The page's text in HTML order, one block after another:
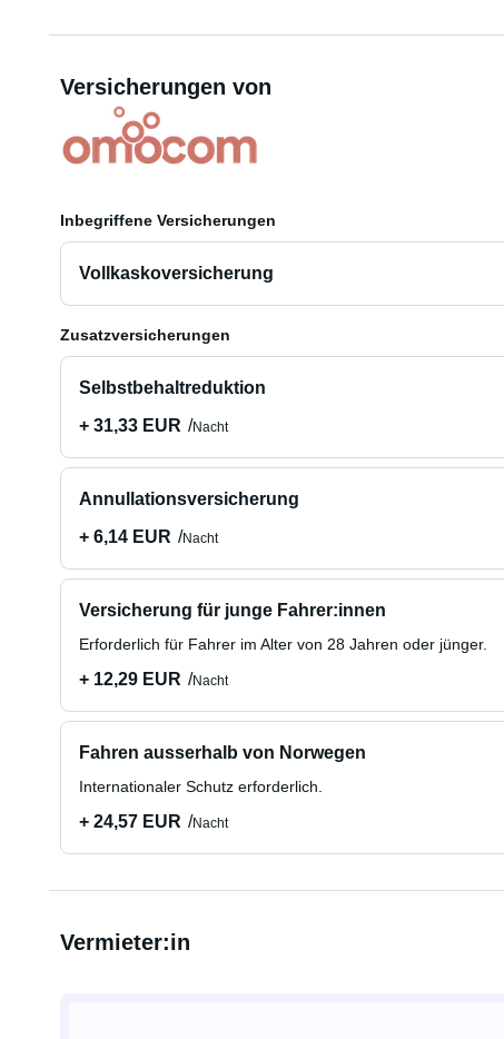
Versicherungen von
Inbegriffene Versicherungen
Vollkaskoversicherung
Zusatzversicherungen
Selbstbehaltreduktion
+ 31,33 EUR
Nacht
Annullationsversicherung
+ 6,14 EUR
Nacht
Versicherung für junge Fahrer:innen
Erforderlich für Fahrer im Alter von 28 Jahren oder jünger.
+ 12,29 EUR Nacht
Fahren ausserhalb von Norwegen
Internationaler Schutz erforderlich.
+ 24,57 EUR Nacht
Vermieter:in